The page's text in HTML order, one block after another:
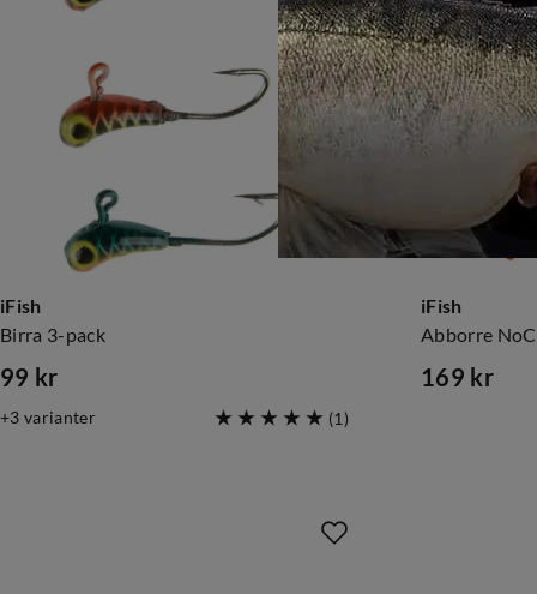
iFish
Birra 3-pack
99 kr
3 varianter (1)
iFish
Abborre
169 kr